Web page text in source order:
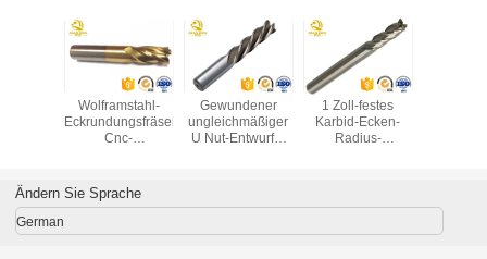
3
Wolframstahl-
Eckrundungsfräser
Cnc-
Gewundener
ungleichmäßiger
U Nut-Entwurfs-
1 Zoll-festes
Karbid-Ecken-
Radius-
Ändern Sie Sprache
German